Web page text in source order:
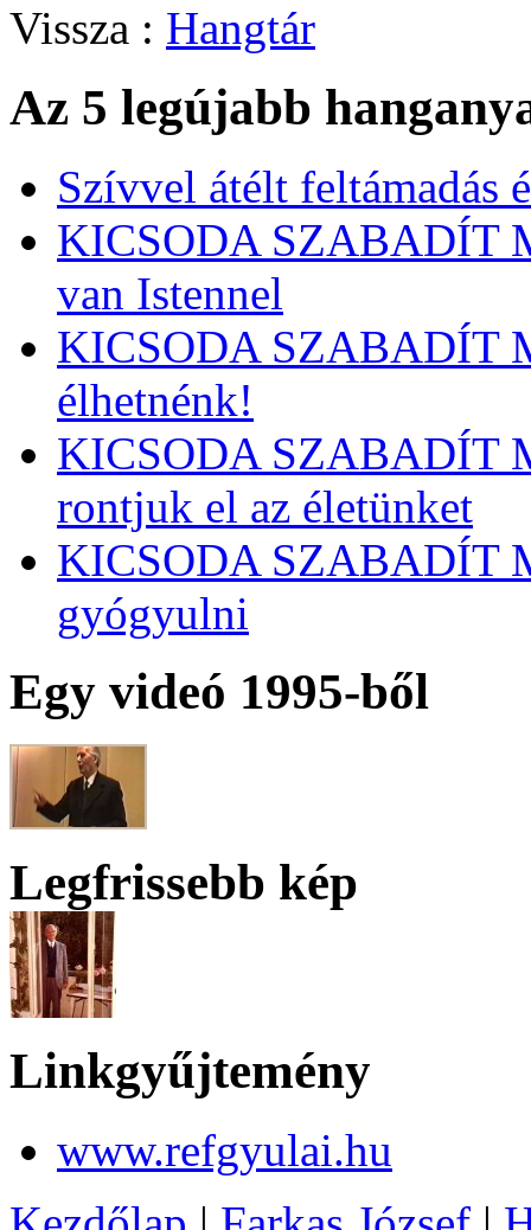
Vissza : Hangtár
Az 5 legújabb
Szívvel átélt feltámadás
KICSODA SZABADÍT
van Istennel
KICSODA SZABADÍT
élhetnénk!
KICSODA SZABADÍT
rontjuk el az életünket
KICSODA SZABADÍT
gyógyulni
Egy videó 1995-ből
Legfrissebb kép
Linkgyűjtemény
www.refgyulai.hu